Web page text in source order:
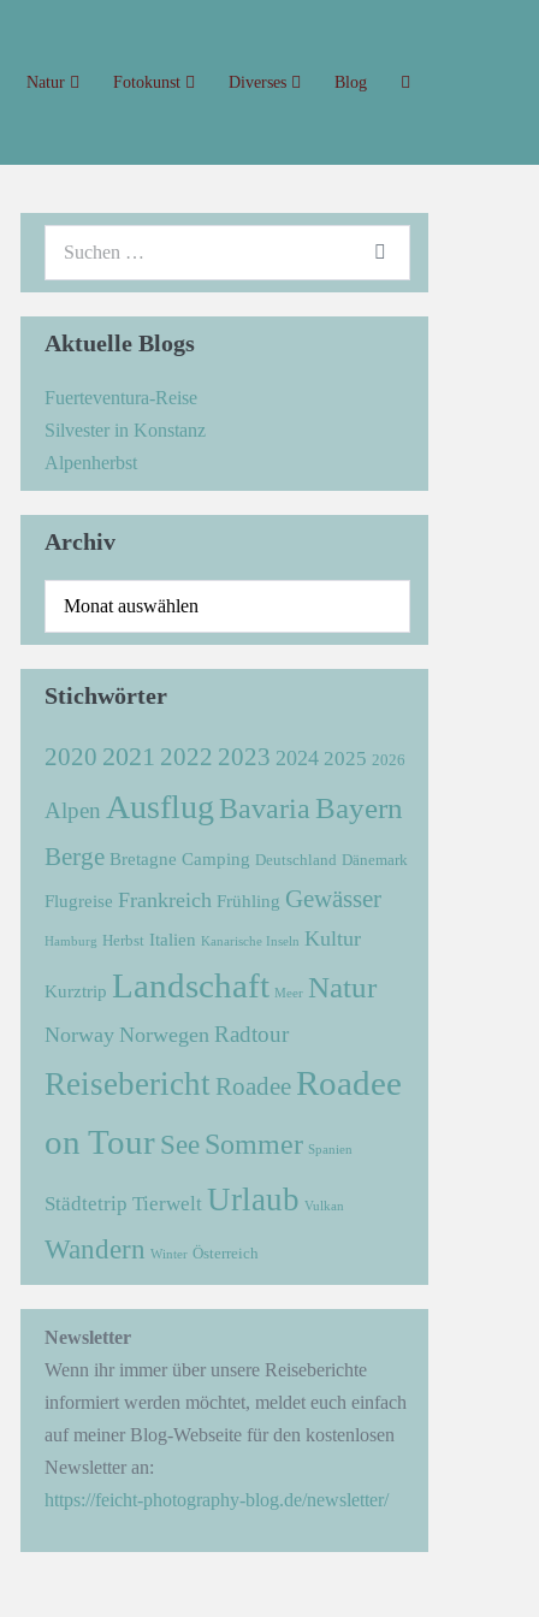
Natur Fotokunst Diverses Blog
Aktuelle Blogs
Fuerteventura-Reise
Silvester in Konstanz
Alpenherbst
Archiv
Stichwörter
2020 2021 2022 2023 2024 2025 2026
Alpen Ausflug Bavaria Bayern
Berge Bretagne Camping Deutschland Dänemark
Flugreise Frankreich Frühling Gewässer
Hamburg Herbst Italien Kanarische Inseln Kultur
Kurztrip Landschaft Meer Natur
Norway Norwegen Radtour
Reisebericht Roadee Roadee
on Tour See Sommer Spanien
Städtetrip Tierwelt Urlaub Vulkan
Wandern Winter Österreich
Newsletter
Wenn ihr immer über unsere Reiseberichte
informiert werden möchtet, meldet euch einfach
auf meiner Blog-Webseite für den kostenlosen
Newsletter an:
https://feicht-photography-blog.de/newsletter/